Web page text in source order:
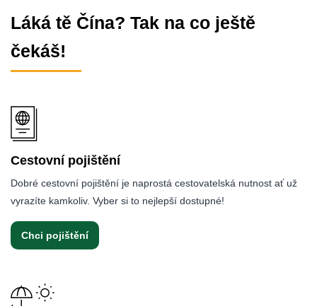
Láká tě Čína? Tak na co ještě
čekáš!
Cestovní pojištění
Dobré cestovní pojištění je naprostá cestovatelská nutnost ať už
vyrazíte kamkoliv. Vyber si to nejlepší dostupné!
Chci pojištění